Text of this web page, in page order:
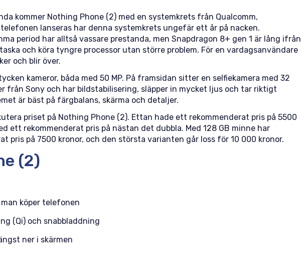
kommer Nothing Phone (2) med en systemkrets från Qualcomm,
lanseras har denna systemkrets ungefär ett år på nacken.
period har alltså vassare prestanda, men Snapdragon 8+ gen 1 är lång ifrån
och köra tyngre processor utan större problem. För en vardagsanvändare
och blir över.
kameror, båda med 50 MP. På framsidan sitter en selfiekamera med 32
från Sony och har bildstabilisering, släpper in mycket ljus och tar riktigt
är bäst på färgbalans, skärma och detaljer.
priset på Nothing Phone (2). Ettan hade ett rekommenderat pris på 5500
ett rekommenderat pris på nästan det dubbla. Med 128 GB minne har
pris på 7500 kronor, och den största varianten går loss för 10 000 kronor.
(2)
köper telefonen
(Qi) och snabbladdning
ner i skärmen